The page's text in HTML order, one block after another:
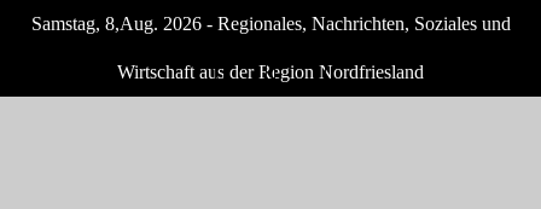
Samstag, 8,Aug. 2026 - Regionales, Nachrichten, Soziales und
Wirtschaft aus der Region Nordfriesland